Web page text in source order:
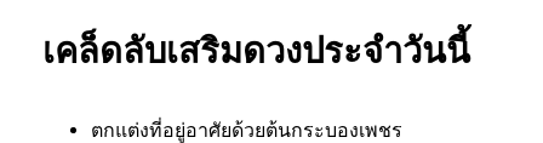
เคล็ดลับเสริมดวงประจำวันนี้
ตกแต่งที่อยู่อาศัยด้วยต้นกระบองเพชร